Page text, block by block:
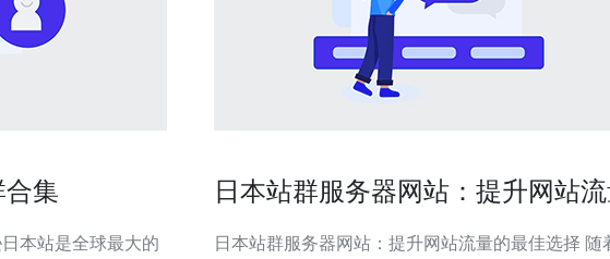
集
日本站群服务器网站：提升网站
日本站群服务器网站：提升网站流量的最佳选择 随着互联